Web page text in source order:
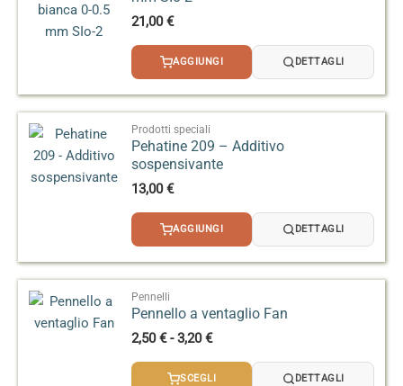
proprio impasto per calibrare densità, spessore e
curva di cottura, tenendo conto che gli smalti
artistici ad alta temperatura possono dare effetti
leggermente variabili in base alla mano
dell’operatore.
21,00€
AGGIUNGI DETTAGLI
Prodotti speciali
Pehatine 209 – Additivo
sospensivante
13,00€
AGGIUNGI DETTAGLI
Pennelli
Pennello a ventaglio Fan
2,50€ - 3,20€Fascia
prezzo:
SCEGLI DETTAGLI